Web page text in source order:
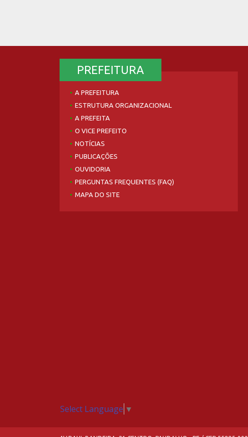
PREFEITURA
A PREFEITURA
ESTRUTURA ORGANIZACIONAL
A PREFEITA
O VICE PREFEITO
NOTÍCIAS
PUBLICAÇÕES
OUVIDORIA
PERGUNTAS FREQUENTES (FAQ)
MAPA DO SITE
Select Language ▼